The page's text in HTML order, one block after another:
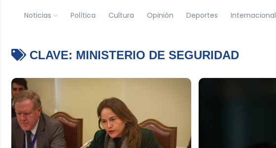
Noticias Política Cultura Opinión Deportes Internacional
CLAVE: MINISTERIO DE SEGURIDAD